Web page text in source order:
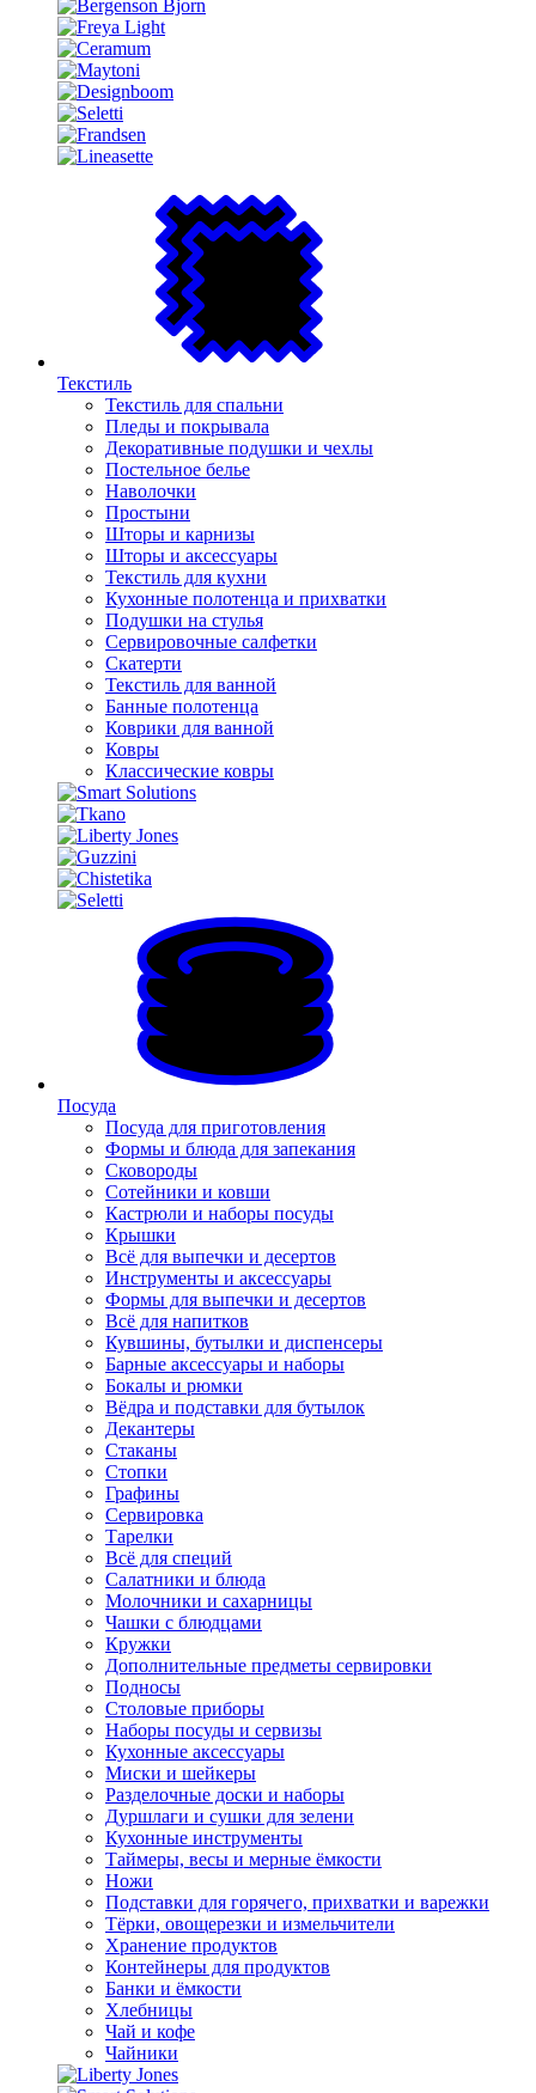
Текстиль
Текстиль для спальни
Пледы и покрывала
Декоративные подушки и чехлы
Постельное белье
Наволочки
Простыни
Шторы и карнизы
Шторы и аксессуары
Текстиль для кухни
Кухонные полотенца и прихватки
Подушки на стулья
Сервировочные салфетки
Скатерти
Текстиль для ванной
Банные полотенца
Коврики для ванной
Ковры
Классические ковры
Посуда
Посуда для приготовления
Формы и блюда для запекания
Сковороды
Сотейники и ковши
Кастрюли и наборы посуды
Крышки
Всё для выпечки и десертов
Инструменты и аксессуары
Формы для выпечки и десертов
Всё для напитков
Кувшины, бутылки и диспенсеры
Барные аксессуары и наборы
Бокалы и рюмки
Вёдра и подставки для бутылок
Декантеры
Стаканы
Стопки
Графины
Сервировка
Тарелки
Всё для специй
Салатники и блюда
Молочники и сахарницы
Чашки с блюдцами
Кружки
Дополнительные предметы сервировки
Подносы
Столовые приборы
Наборы посуды и сервизы
Кухонные аксессуары
Миски и шейкеры
Разделочные доски и наборы
Дуршлаги и сушки для зелени
Кухонные инструменты
Таймеры, весы и мерные ёмкости
Ножи
Подставки для горячего, прихватки и варежки
Тёрки, овощерезки и измельчители
Хранение продуктов
Контейнеры для продуктов
Банки и ёмкости
Хлебницы
Чай и кофе
Чайники